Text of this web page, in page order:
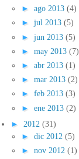
► ago 2013 (4)
► jul 2013 (5)
► jun 2013 (5)
► may 2013 (7)
► abr 2013 (1)
► mar 2013 (2)
► feb 2013 (3)
► ene 2013 (2)
► 2012 (31)
► dic 2012 (5)
► nov 2012 (1)